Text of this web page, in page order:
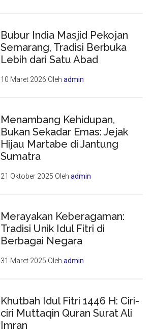
Bubur India Masjid Pekojan
Semarang, Tradisi Berbuka
Lebih dari Satu Abad
10 Maret 2026 Olehadmin
Menambang Kehidupan,
Bukan Sekadar Emas: Jejak
Hijau Martabe di Jantung
Sumatra
21 Oktober 2025 Olehadmin
Merayakan Keberagaman:
Tradisi Unik Idul Fitri di
Berbagai Negara
31 Maret 2025 Olehadmin
Khutbah Idul Fitri 1446 H: Ciri-
ciri Muttaqin Quran Surat Ali
Imran